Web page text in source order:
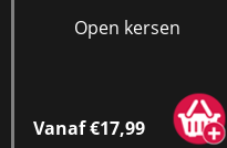
Open kersen
Vanaf €17,99